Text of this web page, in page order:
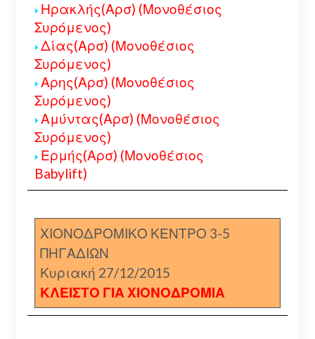
Ηρακλής(Αρσ) (Μονοθέσιος
Συρόμενος)
Δίας(Αρσ) (Μονοθέσιος
Συρόμενος)
Αρης(Αρσ) (Μονοθέσιος
Συρόμενος)
Αμύντας(Αρσ) (Μονοθέσιος
Συρόμενος)
Ερμής(Αρσ) (Μονοθέσιος
Babylift)
ΧΙΟΝΟΔΡΟΜΙΚΟ ΚΕΝΤΡΟ 3-5
ΠΗΓΑΔΙΩΝ
Κυριακή 27/12/2015
ΚΛΕΙΣΤΟ ΓΙΑ ΧΙΟΝΟΔΡΟΜΙΑ